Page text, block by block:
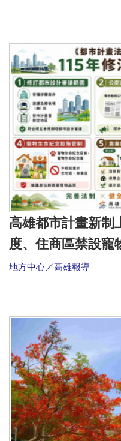
高雄都市計畫新
度、住商區禁設寵
地方中心／高雄報導